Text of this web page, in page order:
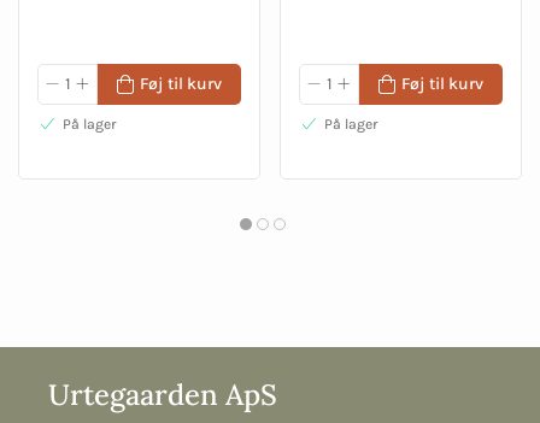
Føj til kurv
På lager
Føj til kurv
På lager
Urtegaarden ApS